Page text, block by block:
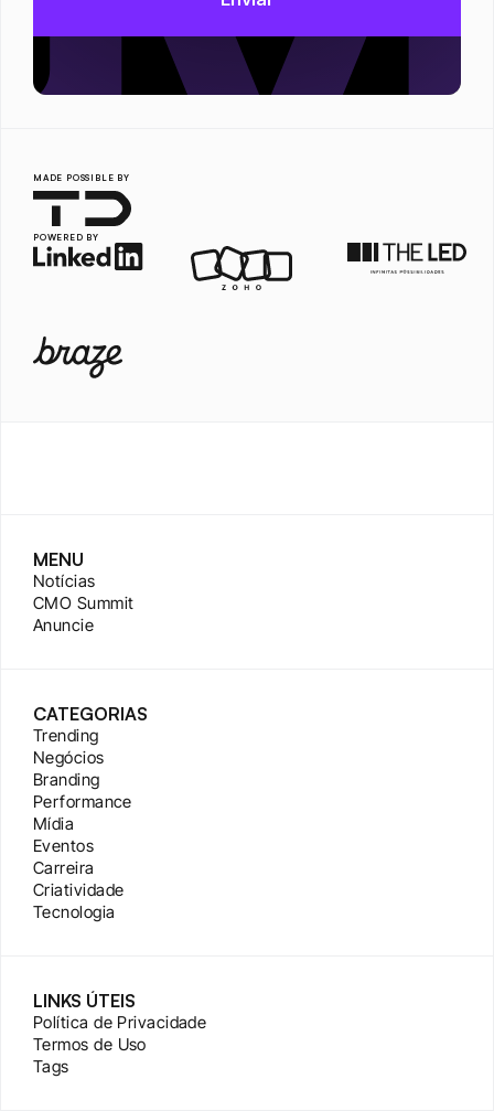
MADE POSSIBLE BY
POWERED BY
MENU
Notícias
CMO Summit
Anuncie
CATEGORIAS
Trending
Negócios
Branding
Performance
Mídia
Eventos
Carreira
Criatividade
Tecnologia
LINKS ÚTEIS
Política de Privacidade
Termos de Uso
Tags